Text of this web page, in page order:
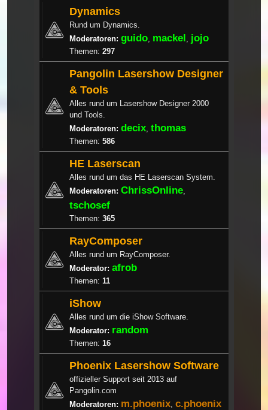
Dynamics
Rund um Dynamics.
Moderatoren: guido mackel jojo
Themen: 297
Pangolin Lasershow Designer
& Tools
Alles rund um Lasershow Designer 2000
und Tools.
Moderatoren: decix thomas
Themen: 586
HE Laserscan
Alles rund um das HE Laserscan System.
Moderatoren: ChrissOnline
tschosef
Themen: 365
RayComposer
Alles rund um RayComposer.
Moderator: afrob
Themen: 11
iShow
Alles rund um die iShow Software.
Moderator: random
Themen: 16
Phoenix Lasershow Software
offizieller Support seit 2013 auf
Pangolin.com
Moderatoren: m.phoenix c.phoenix